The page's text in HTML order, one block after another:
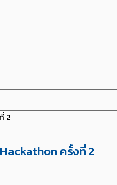
2
ครั้งที่ 2